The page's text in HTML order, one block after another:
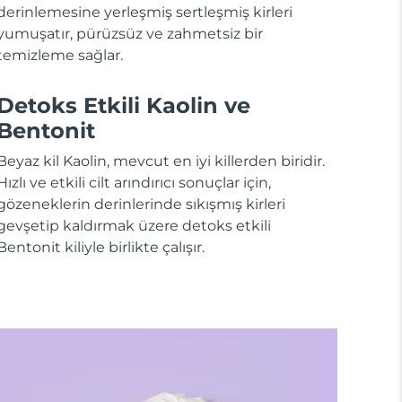
yerleşmiş sertleşmiş kirleri
pürüzsüz ve zahmetsiz bir
sağlar.
Etkili Kaolin ve
kil Kaolin, mevcut en iyi killerden biridir.
ve etkili cilt arındırıcı sonuçlar için,
derinlerinde sıkışmış kirleri
kaldırmak üzere detoks etkili
kiliyle birlikte çalışır.